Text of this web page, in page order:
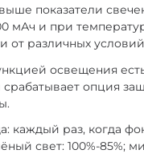
показатели
мАч и при
от различных
освещения
срабатывает опция
каждый раз, когда
свет: 100%-85%;